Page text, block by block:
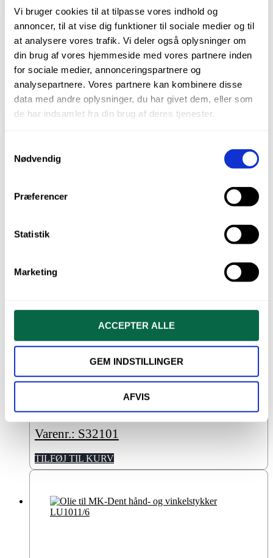
Vi bruger cookies til at tilpasse vores indhold og
annoncer, til at vise dig funktioner til sociale medier og til
at analysere vores trafik. Vi deler også oplysninger om
din brug af vores hjemmeside med vores partnere inden
for sociale medier, annonceringspartnere og
analysepartnere. Vores partnere kan kombinere disse
data med andre oplysninger, du har givet dem, eller som
de har indsamlet fra din brug af deres tjenester.
Nødvendig
Præferencer
Statistik
Marketing
ACCEPTER ALLE
GEM INDSTILLINGER
AFVIS
500
antal
Brand
Sikkerhedsdatablad
Brand
MK-Dent
Turbiner, hånd- og vinkelstykker i verdensklasse.
Du kunne også være interesseret i…
Dental Oil, plejeolie til SciCan
StatMatic
Varenr.: S32101
TILFØJ TIL KURV